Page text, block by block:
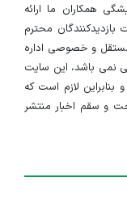
همکاران ما ارائه
محترم
و خصوصی اداره
نمی باشد، این سایت
لازم است که
و سقم اخبار منتشر